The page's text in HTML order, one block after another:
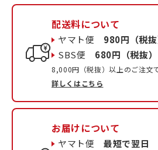
配送料について
ヤマト便 980円（税抜
SBS便 680円（税抜）
8,000円（税抜）以上のご注文
詳しくはこちら
お届けについて
ヤマト便最短で翌日